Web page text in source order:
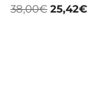
38,00€ 25,42€